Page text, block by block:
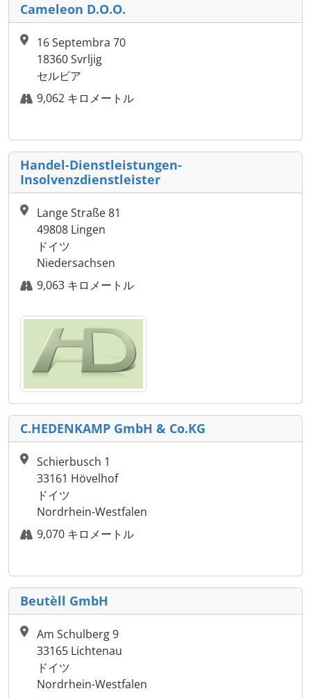
Cameleon D.O.O.
16 Septembra 70
18360 Svrljig
セルビア
9,062 キロメートル
Handel-Dienstleistungen-
Insolvenzdienstleister
Lange Straße 81
49808 Lingen
ドイツ
Niedersachsen
9,063 キロメートル
C.HEDENKAMP GmbH & Co.KG
Schierbusch 1
33161 Hövelhof
ドイツ
Nordrhein-Westfalen
9,070 キロメートル
Beutèll GmbH
Am Schulberg 9
33165 Lichtenau
ドイツ
Nordrhein-Westfalen